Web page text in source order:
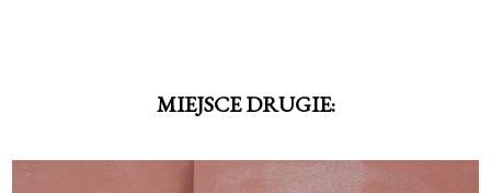
MIEJSCE DRUGIE: